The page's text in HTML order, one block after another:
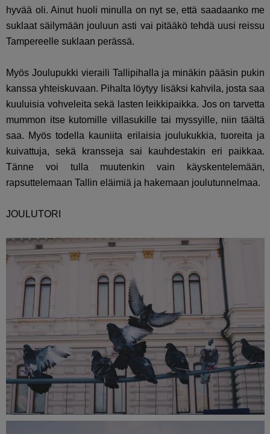
hyvää oli. Ainut huoli minulla on nyt se, että saadaanko me
suklaat säilymään jouluun asti vai pitääkö tehdä uusi reissu
Tampereelle suklaan perässä.
Myös Joulupukki vieraili Tallipihalla ja minäkin pääsin pukin
kanssa yhteiskuvaan. Pihalta löytyy lisäksi kahvila, josta saa
kuuluisia vohveleita sekä lasten leikkipaikka. Jos on tarvetta
mummon itse kutomille villasukille tai myssyille, niin täältä
saa. Myös todella kauniita erilaisia joulukukkia, tuoreita ja
kuivattuja, sekä kransseja sai kauhdestakin eri paikkaa.
Tänne voi tulla muutenkin vain käyskentelemään,
rapsuttelemaan Tallin eläimiä ja hakemaan joulutunnelmaa.
JOULUTORI